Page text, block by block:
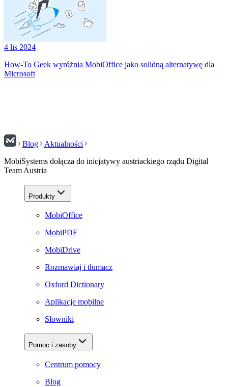
4 lis 2024
How-To Geek wyróżnia MobiOffice jako solidną alternatywę dla
Microsoft
Blog
Aktualności
MobiSystems dołącza do inicjatywy austriackiego rządu Digital
Team Austria
Produkty
MobiOffice
MobiPDF
MobiDrive
Rozmawiaj i tłumacz
Oxford Dictionary
Aplikacje mobilne
Słowniki
Pomoc i zasoby
Centrum pomocy
Blog